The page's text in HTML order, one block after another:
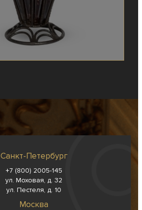
Санкт-Петербург
+7 (800) 2005-145
ул. Моховая, д. 32
ул. Пестеля, д. 10
Москва